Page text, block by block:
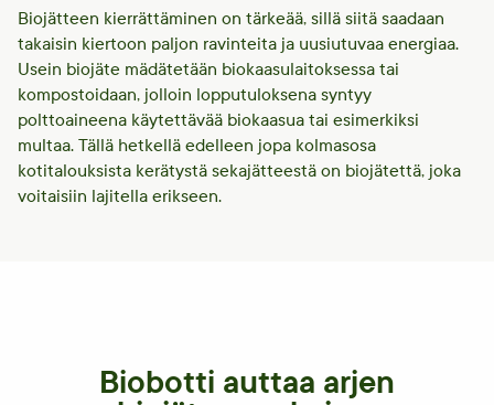
Biojätteen kierrättäminen on tärkeää, sillä siitä saadaan
takaisin kiertoon paljon ravinteita ja uusiutuvaa energiaa.
Usein biojäte mädätetään biokaasulaitoksessa tai
kompostoidaan, jolloin lopputuloksena syntyy
polttoaineena käytettävää biokaasua tai esimerkiksi
multaa. Tällä hetkellä edelleen jopa kolmasosa
kotitalouksista kerätystä sekajätteestä on biojätettä, joka
voitaisiin lajitella erikseen.
Biobotti auttaa arjen